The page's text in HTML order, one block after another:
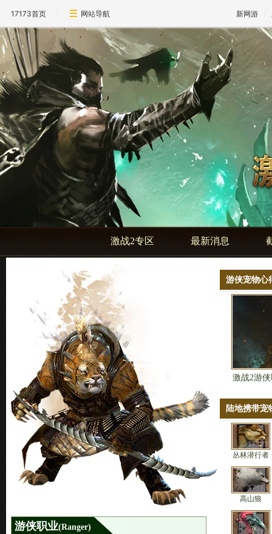
17173首页 网站导航 新网游
激战2专区 最新消息
游侠职业(Ranger)
游侠宠物心
激战2游
陆地携带宠
丛林潜行者
高山狼